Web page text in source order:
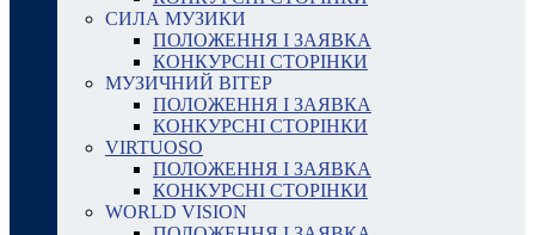
СИЛА МУЗИКИ
ПОЛОЖЕННЯ І ЗАЯВКА
КОНКУРСНІ СТОРІНКИ
МУЗИЧНИЙ ВІТЕР
ПОЛОЖЕННЯ І ЗАЯВКА
КОНКУРСНІ СТОРІНКИ
VIRTUOSO
ПОЛОЖЕННЯ І ЗАЯВКА
КОНКУРСНІ СТОРІНКИ
WORLD VISION